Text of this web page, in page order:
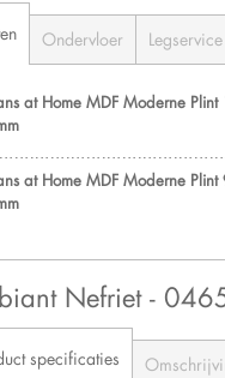
Ondervloer Legservice
at Home MDF Moderne Plint
at Home MDF Moderne Plint
Nefriet -
specificaties